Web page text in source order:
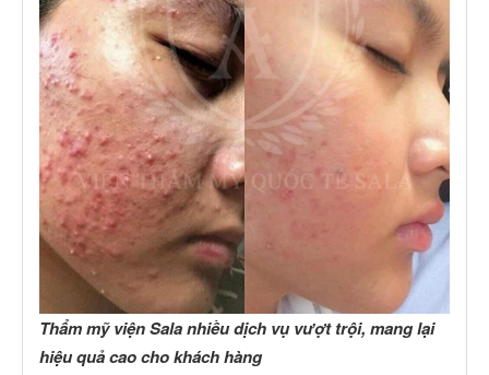
Thẩm mỹ viện Sala nhiều dịch vụ vượt trội, mang lại
hiệu quả cao cho khách hàng